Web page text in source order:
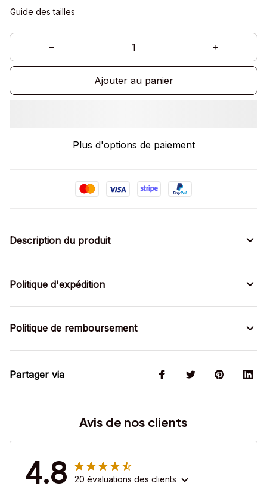
Guide des tailles
Ajouter au panier
Plus d'options de paiement
Description du produit
Politique d'expédition
Politique de remboursement
Partager via
Avis de nos clients
4.8 20 évaluations des clients